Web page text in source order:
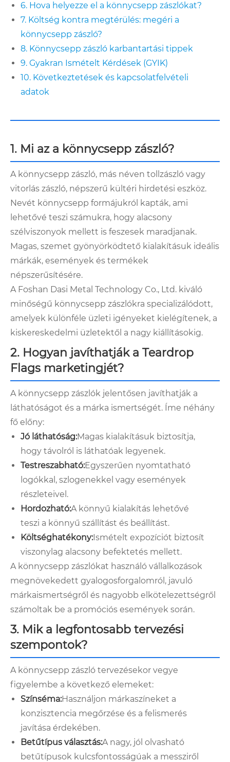
6. Hova helyezze el a könnycsepp zászlókat?
7. Költség kontra megtérülés: megéri a
könnycsepp zászló?
8. Könnycsepp zászló karbantartási tippek
9. Gyakran Ismételt Kérdések (GYIK)
10. Következtetések és kapcsolatfelvételi
adatok
1. Mi az a könnycsepp zászló?
A könnycsepp zászló, más néven tollzászló vagy
vitorlás zászló, népszerű kültéri hirdetési eszköz.
Nevét könnycsepp formájukról kapták, ami
lehetővé teszi számukra, hogy alacsony
szélviszonyok mellett is feszesek maradjanak.
Magas, szemet gyönyörködtető kialakításuk ideális
márkák, események és termékek
népszerűsítésére.
A Foshan Dasi Metal Technology Co., Ltd. kiváló
minőségű könnycsepp zászlókra specializálódott,
amelyek különféle üzleti igényeket kielégítenek, a
kiskereskedelmi üzletektől a nagy kiállításokig.
2. Hogyan javíthatják a Teardrop
Flags marketingjét?
A könnycsepp zászlók jelentősen javíthatják a
láthatóságot és a márka ismertségét. Íme néhány
fő előny:
Jó láthatóság:Magas kialakításuk biztosítja,
hogy távolról is láthatóak legyenek.
Testreszabható:Egyszerűen nyomtatható
logókkal, szlogenekkel vagy események
részleteivel.
Hordozható:A könnyű kialakítás lehetővé
teszi a könnyű szállítást és beállítást.
Költséghatékony:Ismételt expozíciót biztosít
viszonylag alacsony befektetés mellett.
A könnycsepp zászlókat használó vállalkozások
megnövekedett gyalogosforgalomról, javuló
márkaismertségről és nagyobb elkötelezettségről
számoltak be a promóciós események során.
3. Mik a legfontosabb tervezési
szempontok?
A könnycsepp zászló tervezésekor vegye
figyelembe a következő elemeket:
Színséma:Használjon márkaszíneket a
konzisztencia megőrzése és a felismerés
javítása érdekében.
Betűtípus választás:A nagy, jól olvasható
betűtípusok kulcsfontosságúak a messziről